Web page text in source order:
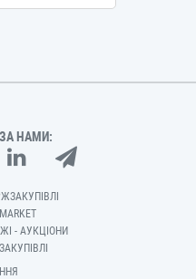
НАМИ:
- АУКЦІОНИ